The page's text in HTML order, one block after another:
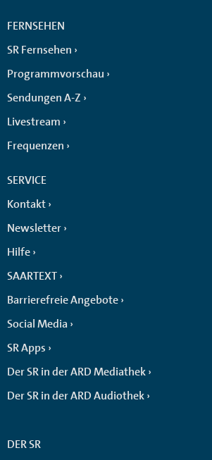
FERNSEHEN
SR Fernsehen
Programmvorschau
Sendungen A-Z
Livestream
Frequenzen
SERVICE
Kontakt
Newsletter
Hilfe
SAARTEXT
Barrierefreie Angebote
Social Media
SR Apps
Der SR in der ARD Mediathek
Der SR in der ARD Audiothek
DER SR